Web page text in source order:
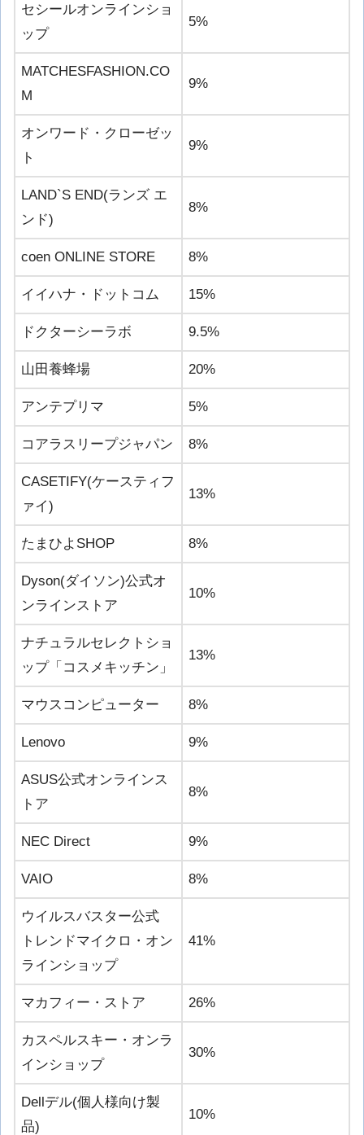
セシールオンラインショ
ップ
5%
MATCHESFASHION.CO
M
9%
オンワード・クローゼッ
ト
9%
LAND`S END(ランズ エ
ンド)
8%
coen ONLINE STORE 8%
イイハナ・ドットコム 15%
ドクターシーラボ 9.5%
山田養蜂場 20%
アンテプリマ 5%
コアラスリープジャパン 8%
CASETIFY(ケースティフ
ァイ)
13%
たまひよSHOP 8%
Dyson(ダイソン)公式オ
ンラインストア
10%
ナチュラルセレクトショ
ップ「コスメキッチン」
13%
マウスコンピューター 8%
Lenovo 9%
ASUS公式オンラインス
トア
8%
NEC Direct 9%
VAIO 8%
ウイルスバスター公式
トレンドマイクロ・オン
ラインショップ
41%
マカフィー・ストア 26%
カスペルスキー・オンラ
インショップ
30%
Dellデル(個人様向け製
品)
10%